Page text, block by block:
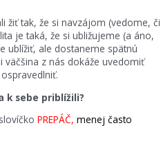
žiť tak, že si navzájom (vedome, či
je taká, že si ubližujeme (a áno,
ublížiť, ale dostaneme spätnú
väčšina z nás dokáže uvedomiť
k sebe priblížili?
PREPÁČ, menej často